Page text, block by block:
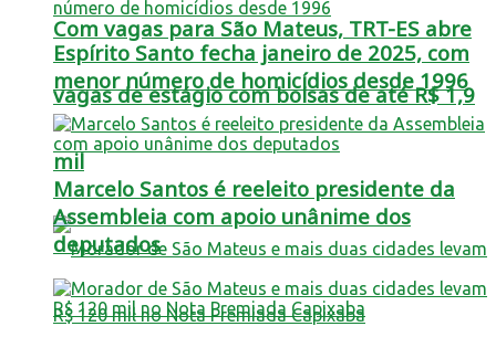
Com vagas para São Mateus, TRT-ES abre
vagas de estágio com bolsas de até R$ 1,9
mil
Espírito Santo fecha janeiro de 2025, com
menor número de homicídios desde 1996
Marcelo Santos é reeleito presidente da
Assembleia com apoio unânime dos
deputados